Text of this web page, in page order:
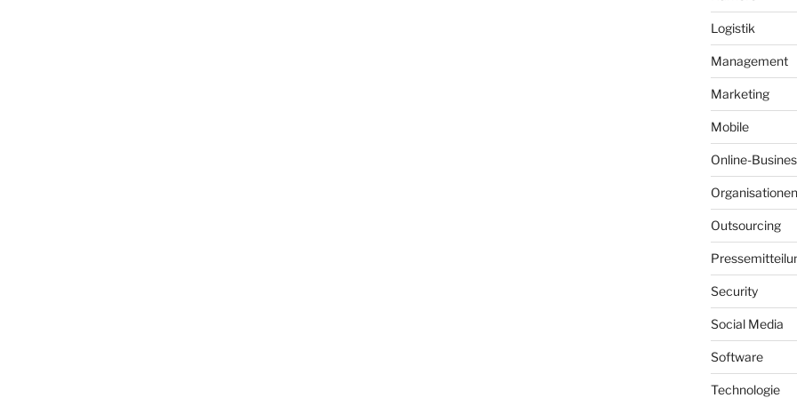
Logistik
Management
Marketing
Mobile
Online-
Organisationen
Outsourcing
Security
Social Media
Software
Technologie